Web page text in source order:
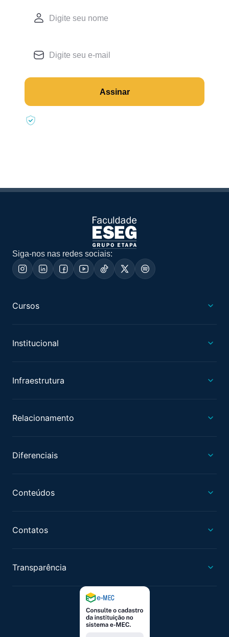
Assinar
Siga-nos nas redes sociais:
Cursos
Institucional
Infraestrutura
Relacionamento
Diferenciais
Conteúdos
Contatos
Transparência